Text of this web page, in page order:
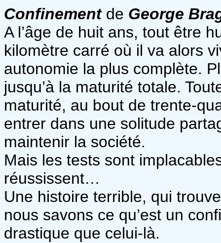
Confinementde George
A l’âge de huit ans, tout être
kilomètre carré où il va alors
autonomie la plus complète.
jusqu’à la maturité totale.
maturité, au bout de trente-
entrer dans une solitude
maintenir la société.
Mais les tests sont
réussissent…
Une histoire terrible, qui
nous savons ce qu’est un
drastique que celui-là.